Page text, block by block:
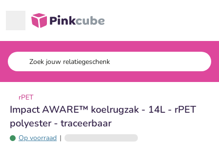
Pinkcube
rPET
Impact AWARE™ koelrugzak - 14L - rPET
polyester - traceerbaar
Op voorraad |